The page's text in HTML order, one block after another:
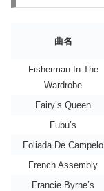
曲名
Fisherman In The
Wardrobe
Fairy’s Queen
Fubu’s
Foliada De Campelo
French Assembly
Francie Byrne’s